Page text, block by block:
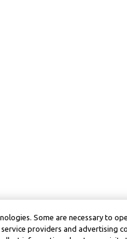
Some are necessary to
providers and advertising